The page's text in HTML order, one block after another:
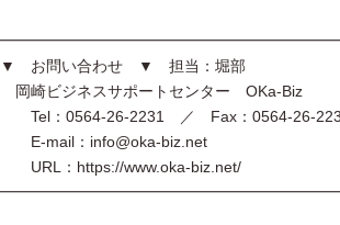
▼ お問い合わせ ▼ 担当：堀部
岡崎ビジネスサポートセンター OKa-Biz
Tel：0564-26-2231 ／ Fax：0564-26-
E-mail：info@oka-biz.net
URL：https://www.oka-biz.net/